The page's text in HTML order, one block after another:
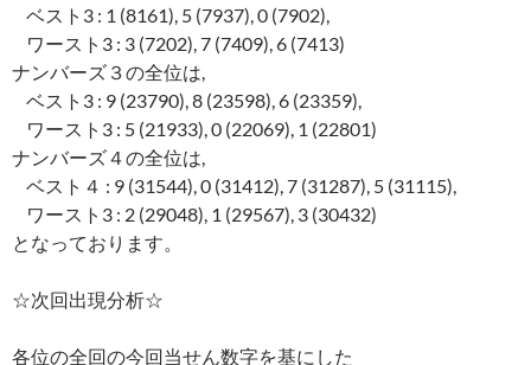
ベスト3 : 1 (8161), 5 (7937), 0 (7902),
ワースト3 : 3 (7202), 7 (7409), 6 (7413)
ナンバーズ３の全位は,
ベスト3 : 9 (23790), 8 (23598), 6 (23359),
ワースト3 : 5 (21933), 0 (22069), 1 (22801)
ナンバーズ４の全位は,
ベスト４ : 9 (31544), 0 (31412), 7 (31287), 5 (31115),
ワースト3 : 2 (29048), 1 (29567), 3 (30432)
となっております。
☆次回出現分析☆
各位の全回の今回当せん数字を基にした